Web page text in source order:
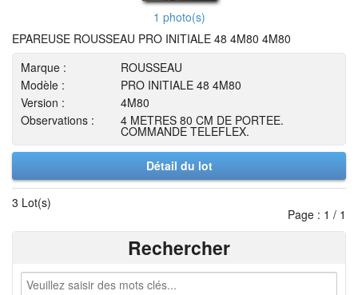
1 photo(s)
EPAREUSE ROUSSEAU PRO INITIALE 48 4M80 4M80
Marque :
ROUSSEAU
Modèle :
PRO INITIALE 48 4M80
Version :
4M80
Observations :
4 METRES 80 CM DE PORTEE.
COMMANDE TELEFLEX.
Détail du lot
3 Lot(s)
Page : 1 / 1
Rechercher